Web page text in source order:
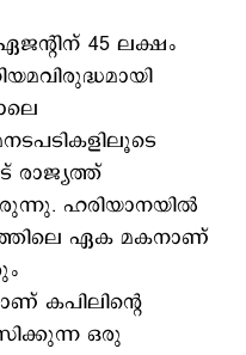
45 ലക്ഷം
രാജ്യത്ത്
ഹരിയാനയില്‍
ഏക മകനാണ്
കപിലിന്‍റെ
ഒരു